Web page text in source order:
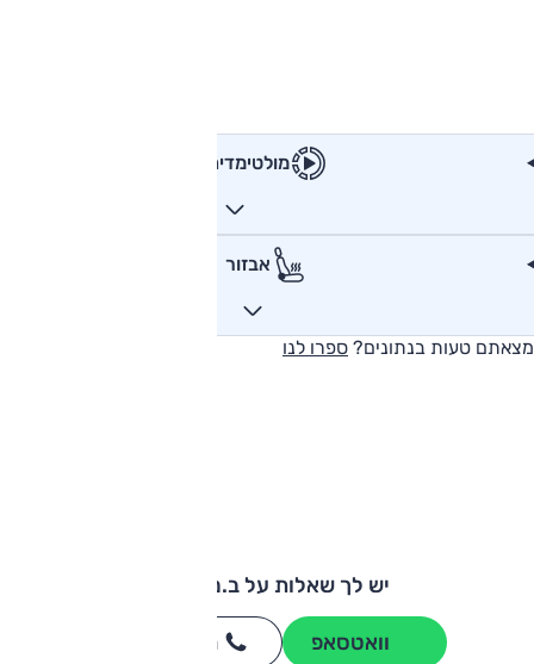
מולטימדיה
אבזור
מצאתם טעות בנתונים? ספרו לנו
יש לך שאלות על ב.מ.וו X5?
וואטסאפ חייגו